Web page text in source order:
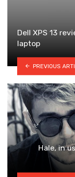
Dell XPS 13
laptop
PREVIOUS
Hale, in